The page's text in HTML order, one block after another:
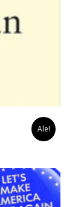
Ale!